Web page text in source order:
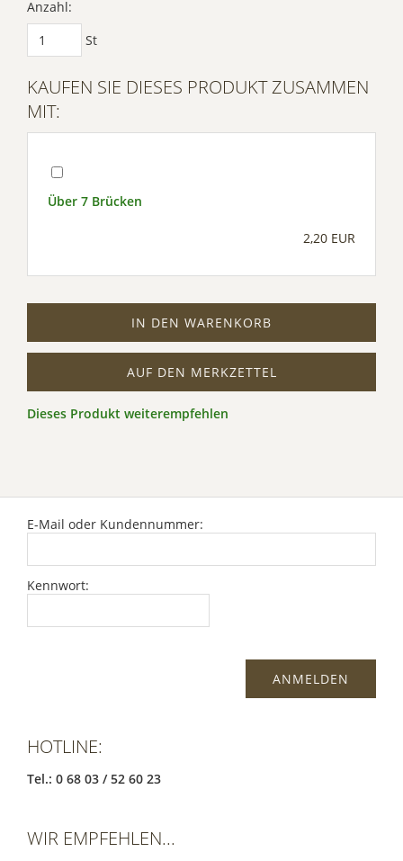
Powered by
Usercentrics Consent
Anzahl:
St
KAUFEN SIE DIESES PRODUKT ZUSAMMEN
MIT:
Über 7 Brücken
2,20 EUR
IN DEN WARENKORB
AUF DEN MERKZETTEL
Dieses Produkt weiterempfehlen
E-Mail oder Kundennummer:
Kennwort:
HOTLINE:
Tel.: 0 68 03 / 52 60 23
WIR EMPFEHLEN...